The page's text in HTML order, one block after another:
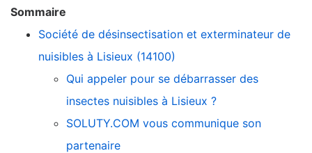
Sommaire
Société de désinsectisation et exterminateur de
nuisibles à Lisieux (14100)
Qui appeler pour se débarrasser des
insectes nuisibles à Lisieux ?
SOLUTY.COM vous communique son
partenaire